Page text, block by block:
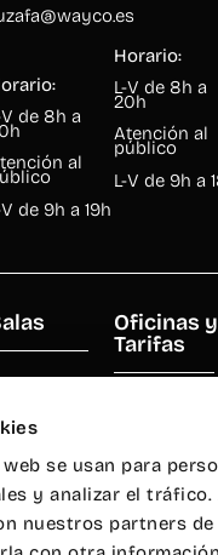
se usan para
y analizar el
nuestros partners
V de 8h a
al
V de 9h a 19h
Horario:
L-V de 8h a
20h
Atención al
público
L-V de 9h a
de
Oficinas y
Tarifas
Oficina
Tarifas